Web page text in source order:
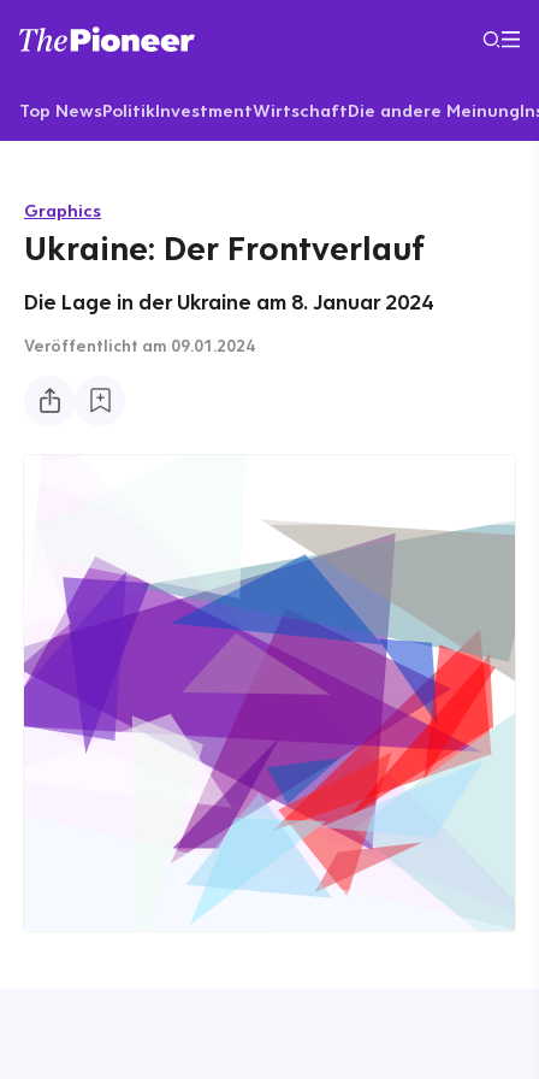
Top NewsPolitikInvestmentWirtschaftDie andere Meinung
Graphics
Ukraine: Der Frontverlauf
Die Lage in der Ukraine am 8. Januar 2024
Veröffentlicht am 09.01.2024